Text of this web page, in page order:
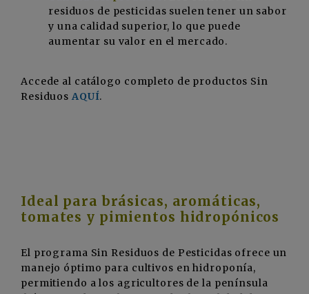
residuos de pesticidas suelen tener un sabor
y una calidad superior, lo que puede
aumentar su valor en el mercado.
Accede al catálogo completo de productos Sin
Residuos AQUÍ.
Ideal para brásicas, aromáticas,
tomates y pimientos hidropónicos
El programa Sin Residuos de Pesticidas ofrece un
manejo óptimo para cultivos en hidroponía,
permitiendo a los agricultores de la península